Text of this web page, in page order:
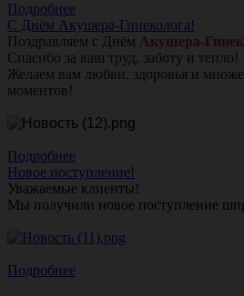
Подробнее
С Днём Акушера-Гинеколога!
Поздравляем с Днём Акушера-
Спасибо за ваш труд, заботу и тепло!
Желаем вам любви, здоровья и
моментов!
Подробнее
Новое поступление!
Уважаемые клиенты!
Мы получили новое поступление
Подробнее